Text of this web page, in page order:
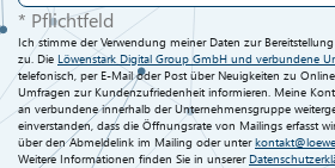
* Pflichtfeld
Ich stimme der Verwendung meiner Daten zur
zu. Die Löwenstark Digital Group GmbH und verbundene
telefonisch, per E-Mail oder Post über Neuigkeiten zu
Umfragen zur Kundenzufriedenheit informieren. Meine
an verbundene innerhalb der Unternehmensgruppe
einverstanden, dass die Öffnungsrate von Mailings erfasst
über den Abmeldelink im Mailing oder unter
Weitere Informationen finden Sie in unserer